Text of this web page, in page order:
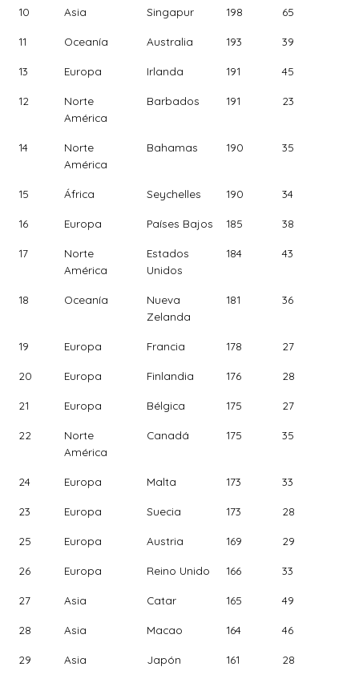
10 Asia Singapur 198 65
11 Oceanía Australia 193 39
13 Europa Irlanda 191 45
12
Norte
América
Barbados 191 23
14
Norte
América
Bahamas 190 35
15 África Seychelles 190 34
16 Europa Países Bajos 185 38
17
Norte
América
Estados
Unidos
184 43
18 Oceanía
Nueva
Zelanda
181 36
19 Europa Francia 178 27
20 Europa Finlandia 176 28
21 Europa Bélgica 175 27
22
Norte
América
Canadá 175 35
24 Europa Malta 173 33
23 Europa Suecia 173 28
25 Europa Austria 169 29
26 Europa Reino Unido 166 33
27 Asia Catar 165 49
28 Asia Macao 164 46
29 Asia Japón 161 28